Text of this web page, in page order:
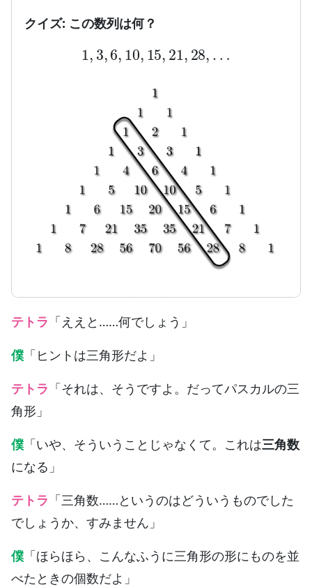
クイズ: この数列は何？
1,3 ,6 ,10 ,15 21 28
テトラ 「ええと……何でしょう」
僕 「ヒントは三角形だよ」
テトラ 「それは、そうですよ。だってパスカルの三
角形」
僕 「いや、そういうことじゃなくて。これは三角数
になる」
テトラ 「三角数……というのはどういうものでした
でしょうか、すみません」
僕 「ほらほら、こんなふうに三角形の形にものを並
べたときの個数だよ」